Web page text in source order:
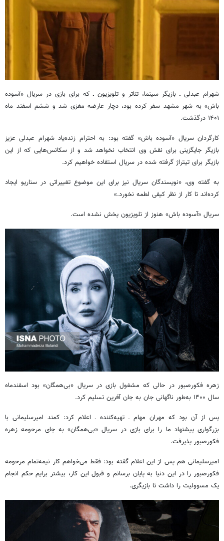
شهرام عبدلی ـ بازیگر سینما، تئاتر و تلویزیون ـ که برای بازی در سریال «آسوده
باش» به شهر مشهد سفر کرده بود، دچار عارضه مغزی شد و ششم اسفند ماه
۱۴۰۱ درگذشت.
کارگردان سریال «آسوده باش» گفته بود: به احترام زنده‌یاد شهرام عبدلی عزیز
بازیگر جایگزینی برای نقش وی انتخاب نخواهد شد و از سکانس‌هایی که از این
بازیگر برای تیتراژ گرفته شده در سریال استفاده خواهیم کرد.
به گفته وی، «نویسندگان سریال نیز برای این موضوع تغییراتی در سناریو ایجاد
کرده‌اند تا کار از نظر کیفی لطمه نخورد.»
سریال «آسوده باش» هنوز از تلویزیون پخش نشده است.
زهره فکورصبور در حالی که مشغول بازی در سریال «بی‌همگان» بود اسفندماه
سال ۱۴۰۰ به‌طور ناگهانی جان به جان آفرین تسلیم کرد.
پس از آن بود که مهران مهام ـ تهیه‌کننده ـ اعلام کرد: کمند امیرسلیمانی با
بزرگواری پیشنهاد ما را برای بازی در سریال «بی‌همگان» به جای مرحومه زهره
فکورصبور پذیرفت.
امیرسلیمانی هم پس از این اعلام گفته بود: فقط می‌خواهم کار نیمه‌تمام مرحومه
فکورصبور را در این دنیا به پایان برسانم و قبول این کار، بیشتر برایم حکم انجام
یک مسوولیت را داشت تا بازیگری.